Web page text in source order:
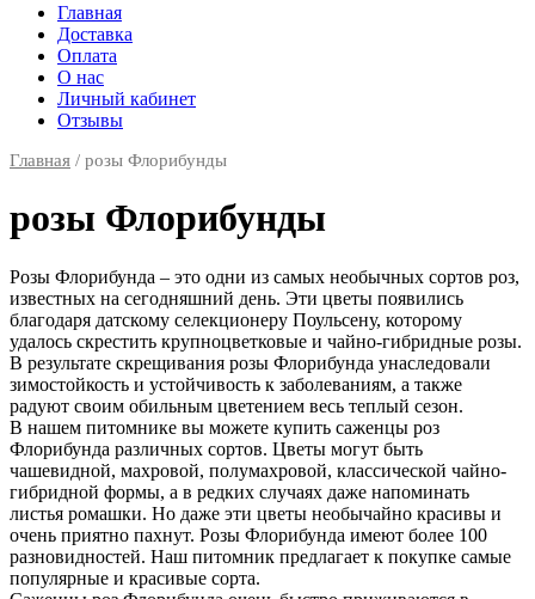
Главная
Доставка
Оплата
О нас
Личный кабинет
Отзывы
Главная / розы Флорибунды
розы Флорибунды
Розы Флорибунда – это одни из самых необычных сортов роз,
известных на сегодняшний день. Эти цветы появились
благодаря датскому селекционеру Поульсену, которому
удалось скрестить крупноцветковые и чайно-гибридные розы.
В результате скрещивания розы Флорибунда унаследовали
зимостойкость и устойчивость к заболеваниям, а также
радуют своим обильным цветением весь теплый сезон.
В нашем питомнике вы можете купить саженцы роз
Флорибунда различных сортов. Цветы могут быть
чашевидной, махровой, полумахровой, классической чайно-
гибридной формы, а в редких случаях даже напоминать
листья ромашки. Но даже эти цветы необычайно красивы и
очень приятно пахнут. Розы Флорибунда имеют более 100
разновидностей. Наш питомник предлагает к покупке самые
популярные и красивые сорта.